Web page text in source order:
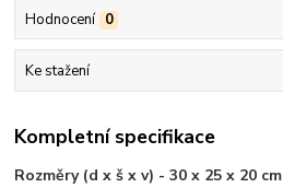
Hodnocení 0
Ke stažení
Kompletní specifikace
Rozměry (d x š x v) - 30 x 25 x 20 cm